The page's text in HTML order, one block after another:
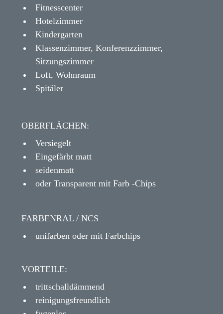
Fitnesscenter
Hotelzimmer
Kindergarten
Klassenzimmer, Konferenzzimmer,
Sitzungszimmer
Loft, Wohnraum
Spitäler
OBERFLÄCHEN:
Versiegelt
Eingefärbt matt
seidenmatt
oder Transparent mit Farb -Chips
FARBENRAL / NCS
unifarben oder mit Farbchips
VORTEILE:
trittschalldämmend
reinigungsfreundlich